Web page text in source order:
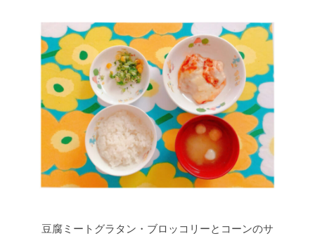
豆腐ミートグラタン・ブロッコリーとコーンのサ